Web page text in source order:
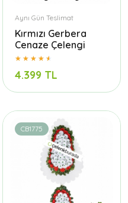
Aynı Gün Teslimat
Kırmızı Gerbera
Cenaze Çelengi
4.399 TL
CB1775